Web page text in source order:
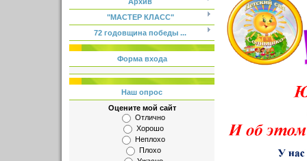
"МАСТЕР КЛАСС"
72 годовщина победы ...
Форма входа
Наш опрос
Оцените мой сайт
Отлично
Хорошо
Неплохо
Плохо